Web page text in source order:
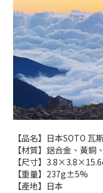
【品名】日本SOTO
【材質】鋁合金、黃銅
【尺寸】
【重量】237g±5%
【產地】日本